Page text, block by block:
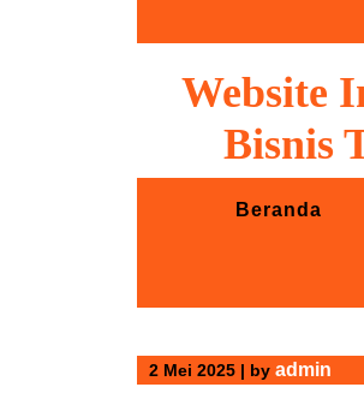
Website
Bisnis
Beranda
2 Mei 2025 | by admin